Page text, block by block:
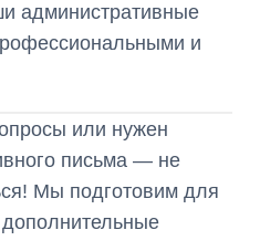
административные
и
или нужен
письма — не
Мы подготовим для